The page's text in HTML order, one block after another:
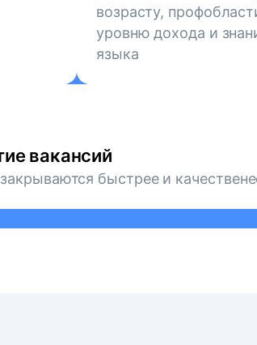
возрасту,
уровню дохода и
языка
вакансий
быстрее и